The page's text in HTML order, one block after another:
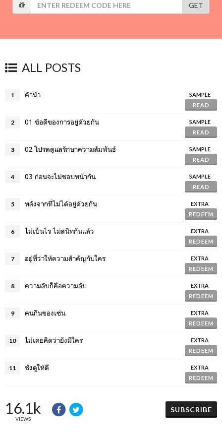
GET
ALL POSTS
1 คำนำ
SAMPLE
READ
2 01 ข้อดีของการอยู่ด้วยกัน
SAMPLE
READ
3 02 โปรดดูแลรักษาความสัมพันธ์
SAMPLE
READ
4 03 ก่อนจะไม่ชอบหน้ากัน
SAMPLE
READ
5 หลังจากที่ไม่ได้อยู่ด้วยกัน
EXTRA
REDEEM
6 ไม่เป็นไร ไม่สนิทกันแล้ว
EXTRA
REDEEM
7 อยู่ที่ว่าให้ความสำคัญกับใคร
EXTRA
REDEEM
8 ความลับก็คือความลับ
EXTRA
REDEEM
9 คนกินของเซ่น
EXTRA
REDEEM
10 ไม่เคยคิดว่ายังมีใคร
EXTRA
REDEEM
11 ชั่งดูให้ดี
EXTRA
REDEEM
16.1k
VIEWS
SUBSCRIBE